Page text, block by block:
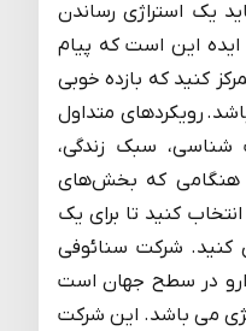
یک استراژی رساندن
این است که پیام
کنید که بازده خوبی
رویکردهای متداول
سبک زندگی،
هنگامی که بخش‌های
کنید تا برای یک
کنید. شرکت سنائوفی
دارو در سطح جهان است
می باشد. این شرکت